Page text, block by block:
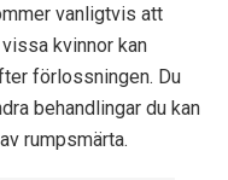
vanligtvis att
kvinnor kan
förlossningen. Du
behandlingar du kan
rumpsmärta.